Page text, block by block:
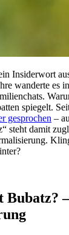
Insiderwort
wanderte es
spiegelt.
gesprochen –
steht damit
Bubatz?